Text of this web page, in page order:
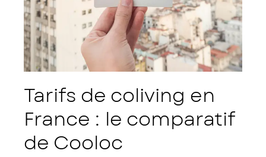
Tarifs de coliving en
France : le comparatif
de Cooloc